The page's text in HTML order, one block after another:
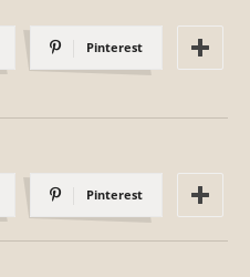
Pinterest
Pinterest